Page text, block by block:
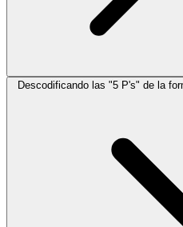
Descodificando las "5 P's" de la